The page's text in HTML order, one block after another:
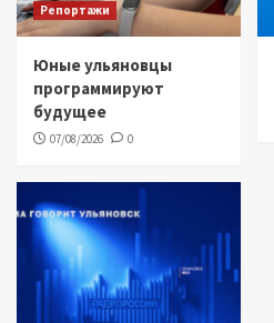
Репортажи
Юные ульяновцы
программируют
будущее
07/08/2026 0